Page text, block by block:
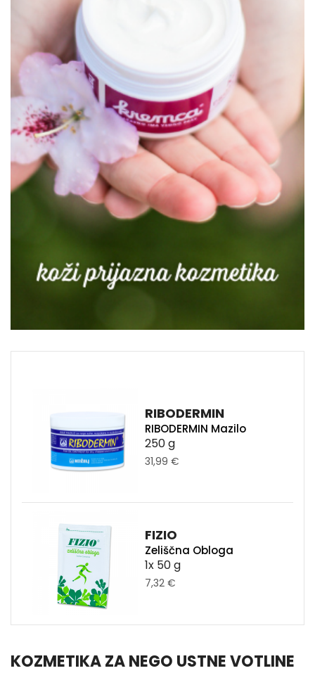
RIBODERMIN
RIBODERMIN Mazilo
250 g
31,99 €
FIZIO
Zeliščna Obloga
1x 50 g
7,32 €
KOZMETIKA ZA NEGO USTNE VOTLINE